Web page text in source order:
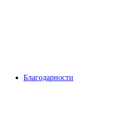
Благодарности